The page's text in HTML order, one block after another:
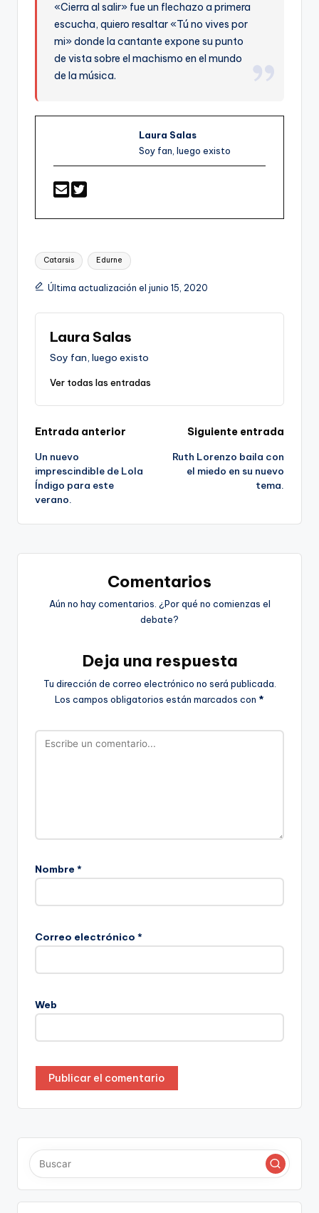
«Cierra al salir» fue un flechazo a primera
escucha, quiero resaltar «Tú no vives por
mi» donde la cantante expone su punto
de vista sobre el machismo en el mundo
de la música.
Laura Salas
Soy fan, luego existo
Etiquetas:
Catarsis Edurne
Última actualización el junio 15, 2020
Laura Salas
Soy fan, luego existo
Ver todas las entradas
Navegación
de
entradas
Entrada anterior
Un nuevo
imprescindible de Lola
Índigo para este
verano.
Siguiente entrada
Ruth Lorenzo baila con
el miedo en su nuevo
tema.
Comentarios
Aún no hay comentarios. ¿Por qué no comienzas el
debate?
Deja una respuesta
Tu dirección de correo electrónico no será publicada.
Los campos obligatorios están marcados con *
Nombre *
Correo electrónico *
Web